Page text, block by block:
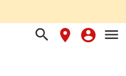
search menu
e Condizioni
/